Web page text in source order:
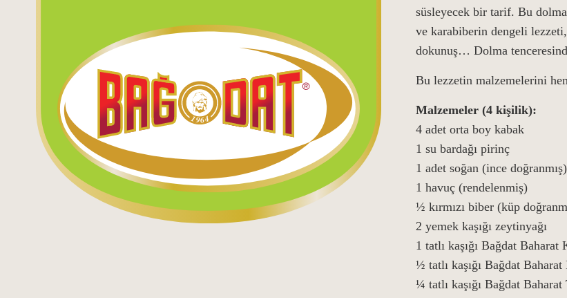
süsleyecek bir tarif. Bu
ve karabiberin dengeli
dokunuş… Dolma
Bu lezzetin malzemelerini
Malzemeler (4 kişilik):
4 adet orta boy kabak
1 su bardağı pirinç
1 adet soğan (ince doğranmış)
1 havuç (rendelenmiş)
½ kırmızı biber (küp
2 yemek kaşığı zeytinyağı
1 tatlı kaşığı Bağdat Baharat
½ tatlı kaşığı Bağdat
¼ tatlı kaşığı Bağdat Baharat